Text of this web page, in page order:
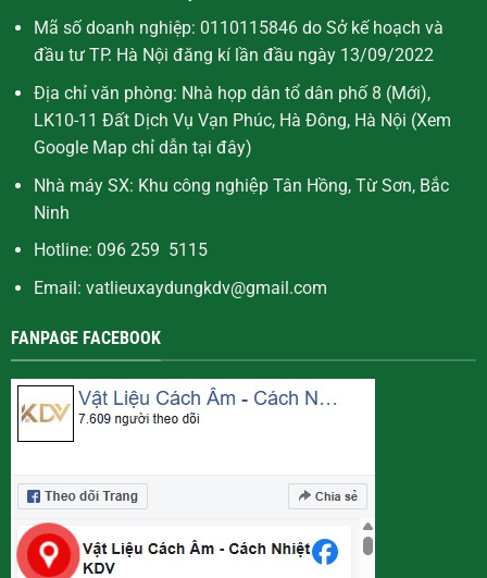
Mã số doanh nghiệp: 0110115846 do Sở kế hoạch và
đầu tư TP. Hà Nội đăng kí lần đầu ngày 13/09/2022
Địa chỉ văn phòng: Nhà họp dân tổ dân phố 8 (Mới),
LK10-11 Đất Dịch Vụ Vạn Phúc, Hà Đông, Hà Nội (Xem
Google Map chỉ dẫn tại đây)
Nhà máy SX: Khu công nghiệp Tân Hồng, Từ Sơn, Bắc
Ninh
Hotline: 096 259 5115
Email: vatlieuxaydungkdv@gmail.com
FANPAGE FACEBOOK